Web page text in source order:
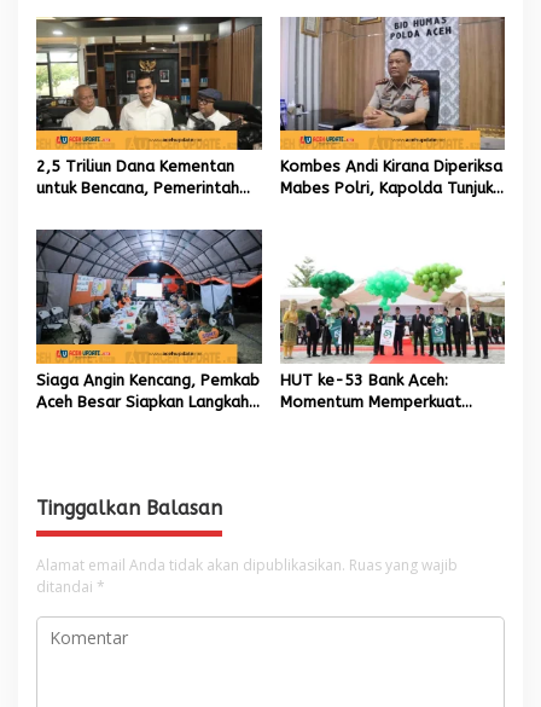
Internasional untuk Kemajuan
Daerah
2,5 Triliun Dana Kementan
untuk Bencana, Pemerintah
Kombes Andi Kirana Diperiksa
Mabes Polri, Kapolda Tunjuk
Aceh
Siaga Angin Kencang, Pemkab
Aceh Besar Siapkan Langkah
HUT ke-53 Bank Aceh:
Momentum Memperkuat
Tinggalkan Balasan
Alamat email Anda tidak akan dipublikasikan. Ruas yang wajib
ditandai *